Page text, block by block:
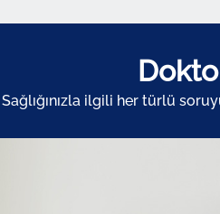
Sağlığınızla ilgili her türlü